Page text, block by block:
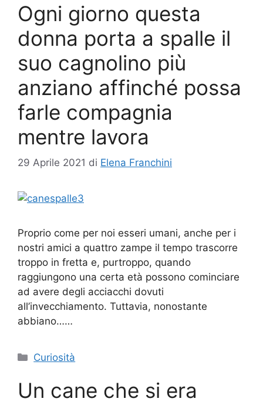
Ogni giorno questa
donna porta a spalle il
suo cagnolino più
anziano affinché possa
farle compagnia
mentre lavora
29 Aprile 2021 di Elena Franchini
Proprio come per noi esseri umani, anche per i
nostri amici a quattro zampe il tempo trascorre
troppo in fretta e, purtroppo, quando
raggiungono una certa età possono cominciare
ad avere degli acciacchi dovuti
all’invecchiamento. Tuttavia, nonostante
abbiano……
Categorie
Curiosità
Un cane che si era